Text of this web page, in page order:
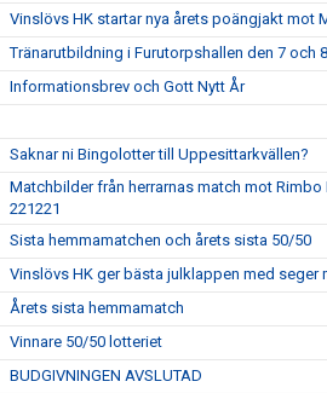
Vinslövs HK startar nya årets poängjakt mot
Tränarutbildning i Furutorpshallen den 7 och
Informationsbrev och Gott Nytt År
Saknar ni Bingolotter till Uppesittarkvällen?
Matchbilder från herrarnas match mot Rimbo
221221
Sista hemmamatchen och årets sista 50/50
Vinslövs HK ger bästa julklappen med seger
Årets sista hemmamatch
Vinnare 50/50 lotteriet
BUDGIVNINGEN AVSLUTAD